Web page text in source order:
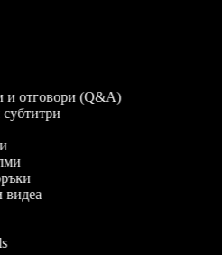
и отговори (Q&A)